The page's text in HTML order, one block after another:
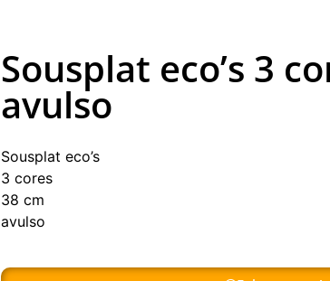
Sousplat eco’s 3
avulso
Sousplat eco’s
3 cores
38 cm
avulso